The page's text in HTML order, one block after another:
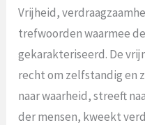
Vrijheid,
trefwoorden waarmee
gekarakteriseerd. De
recht om zelfstandig en
naar waarheid, streeft
der mensen, kweekt